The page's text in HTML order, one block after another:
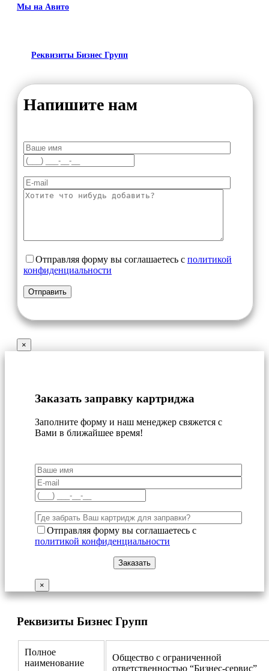
Мы на Авито
Реквизиты Бизнес Групп
Напишите нам
Отправляя форму вы соглашаетесь с политикой
конфиденциальности
×
Заказать заправку картриджа
Заполните форму и наш менеджер свяжется с
Вами в ближайшее время!
Отправляя форму вы соглашаетесь с
политикой конфиденциальности
×
Реквизиты Бизнес Групп
Полное
наименование
Общество с ограниченной
ответственностью “Бизнес-сервис”